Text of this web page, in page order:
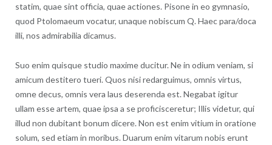
statim, quae sint officia, quae actiones. Pisone in eo gymnasio,
quod Ptolomaeum vocatur, unaque nobiscum Q. Haec para/doca
illi, nos admirabilia dicamus.
Suo enim quisque studio maxime ducitur. Ne in odium veniam, si
amicum destitero tueri. Quos nisi redarguimus, omnis virtus,
omne decus, omnis vera laus deserenda est. Negabat igitur
ullam esse artem, quae ipsa a se proficisceretur; Illis videtur, qui
illud non dubitant bonum dicere. Non est enim vitium in oratione
solum, sed etiam in moribus. Duarum enim vitarum nobis erunt